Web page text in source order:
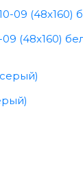
(48x160)